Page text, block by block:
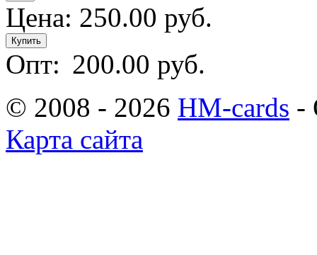
Цена: 250.00 руб.
Опт: 200.00 руб.
© 2008 - 2026 HM-cards -
Карта сайта